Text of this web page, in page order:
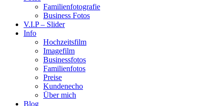
Familienfotografie
Business Fotos
V.I.P – Slider
Info
Hochzeitsfilm
Imagefilm
Businessfotos
Familienfotos
Preise
Kundenecho
Über mich
Blog